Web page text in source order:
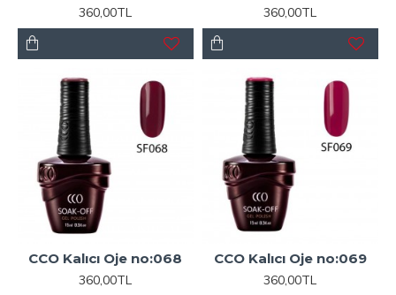
360,00TL
360,00TL
CCO Kalıcı Oje no:068
360,00TL
CCO Kalıcı Oje no:069
360,00TL